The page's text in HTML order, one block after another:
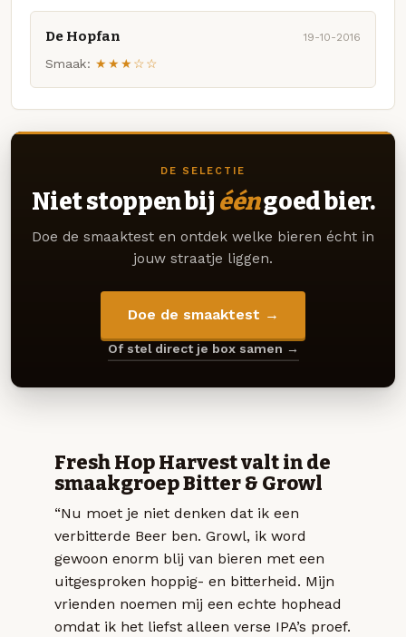
De Hopfan 19-10-2016
Smaak: ★★★☆☆
DE SELECTIE
Niet stoppen bij ééngoed bier.
Doe de smaaktest en ontdek welke bieren écht in
jouw straatje liggen.
Doe de smaaktest →
Of stel direct je box samen →
Fresh Hop Harvest valt in de
smaakgroep Bitter & Growl
“Nu moet je niet denken dat ik een
verbitterde Beer ben. Growl, ik word
gewoon enorm blij van bieren met een
uitgesproken hoppig- en bitterheid. Mijn
vrienden noemen mij een echte hophead
omdat ik het liefst alleen verse IPA’s proef.